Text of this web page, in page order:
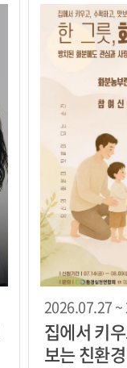
2026.07.27 ~
집에서 키
보는 친환